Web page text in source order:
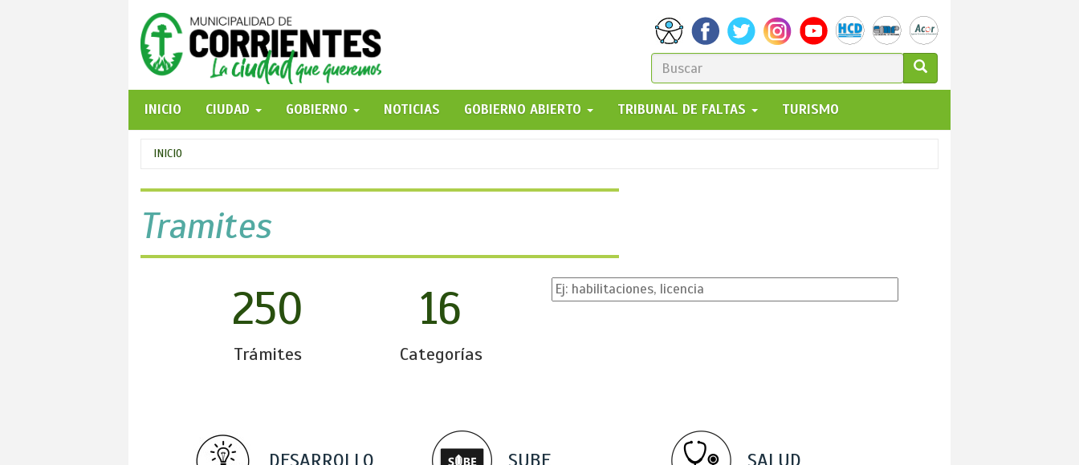
FORMULARIO
DE
BÚSQUEDA
GO!
INICIO
CIUDAD GOBIERNO NOTICIAS GOBIERNO ABIERTO TRIBUNAL DE FALTAS TURISMO
Se
encuentra
usted
aquí
INICIO
Tramites
250
Trámites
16
Categorías
DESARROLLO
SUBE SALUD